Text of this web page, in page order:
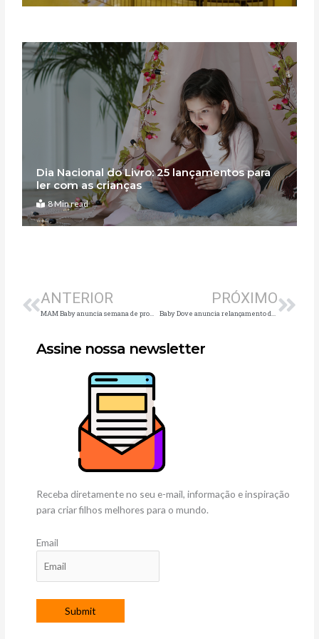
Dia Nacional do Livro: 25 lançamentos para
ler com as crianças
8 Min read
ANTERIOR
MAM Baby anuncia semana de promoção no e-commerce
PRÓXIMO
Baby Dove anuncia relançamento de toda a linha de produtos
Assine nossa newsletter
Receba diretamente no seu e-mail, informação e inspiração
para criar filhos melhores para o mundo.
Email